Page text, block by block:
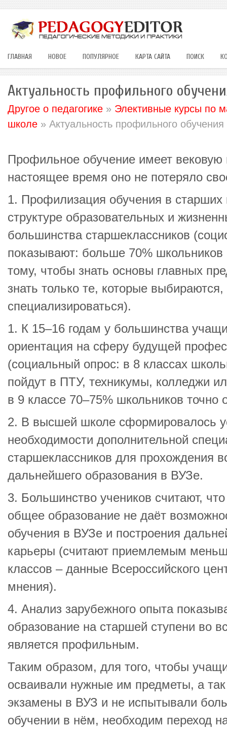
ГЛАВНАЯ НОВОЕ ПОПУЛЯРНОЕ КАРТА САЙТА ПОИСК
Актуальность профильного
Другое о педагогике » Элективные курсы по
школе » Актуальность профильного обучения
Профильное обучение имеет вековую
настоящее время оно не потеряло
1. Профилизация обучения в старших
структуре образовательных и
большинства старшеклассников
показывают: больше 70% школьников
тому, чтобы знать основы главных
знать только те, которые
специализироваться).
1. К 15–16 годам у большинства
ориентация на сферу будущей
(социальный опрос: в 8 классах
пойдут в ПТУ, техникумы, колледжи
в 9 классе 70–75% школьников
2. В высшей школе сформировалось
необходимости дополнительной
старшеклассников для прохождения
дальнейшего образования в ВУЗе.
3. Большинство учеников считают,
общее образование не даёт
обучения в ВУЗе и построения
карьеры (считают приемлемым
классов – данные Всероссийского
мнения).
4. Анализ зарубежного опыта
образование на старшей ступени во
является профильным.
Таким образом, для того, чтобы
осваивали нужные им предметы, а
экзамены в ВУЗ и не испытывали
обучении в нём, необходим переход